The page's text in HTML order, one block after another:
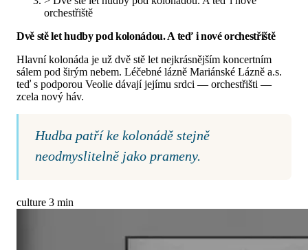
orchestřiště
Dvě stě let hudby pod kolonádou. A teď i nové orchestřiště
Hlavní kolonáda je už dvě stě let nejkrásnějším koncertním
sálem pod širým nebem. Léčebné lázně Mariánské Lázně a.s.
teď s podporou Veolie dávají jejímu srdci — orchestřišti —
zcela nový háv.
Hudba patří ke kolonádě stejně
neodmyslitelně jako prameny.
culture 3 min